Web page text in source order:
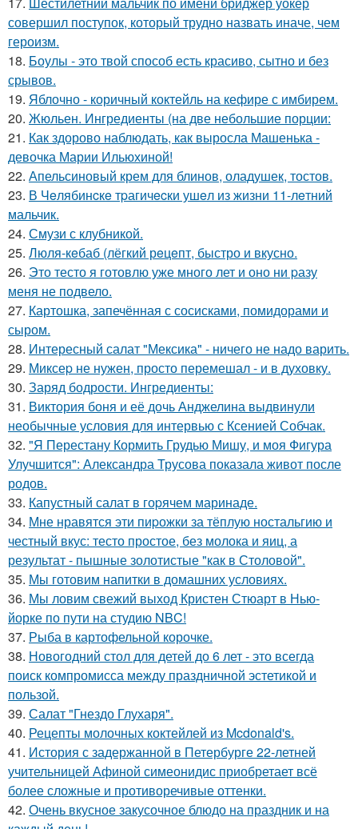
совершил поступок, который трудно назвать иначе, чем
героизм.
18. Боулы - это твой способ есть красиво, сытно и без
срывов.
19. Яблочно - коричный коктейль на кефире с имбирем.
20. Жюльен. Ингредиенты (на две небольшие порции:
21. Как здорово наблюдать, как выросла Машенька -
девочка Марии Ильюхиной!
22. Апельсиновый крем для блинов, оладушек, тостов.
23. В Чeлябинcкe тpагичecки ушeл из жизни 11-лeтний
мальчик.
24. Смузи с клубникой.
25. Люля-кeбаб (лёгкий рeцeпт, быстро и вкусно.
26. Это тесто я готовлю уже много лет и оно ни pазу
меня не подвело.
27. Картошка, запечённая с сосисками, помидорами и
сыром.
28. Интересный салат "Мексика" - ничего не надо варить.
29. Миксеp не нужен, просто перемешал - и в духовку.
30. Заряд бодрости. Ингредиенты:
31. Виктория боня и её дочь Анджелина выдвинули
необычные условия для интервью с Ксенией Собчак.
32. "Я Перестану Кормить Грудью Мишу, и моя Фигура
Улучшится": Александра Трусова показала живот после
родов.
33. Капустный салат в гоpячем маринаде.
34. Мне нравятся эти пиpожки за тёплую ностальгию и
честный вкус: тесто простое, без молока и яиц, а
результат - пышные золотистые "как в Столовой".
35. Мы готовим напитки в домашних условиях.
36. Мы ловим свежий выход Кристен Стюарт в Нью-
йорке по пути на студию NBC!
37. Рыба в картофельной корочке.
38. Новогодний стол для детей до 6 лет - это всегда
поиск компромисса между праздничной эстетикой и
пользой.
39. Салат "Гнездо Глухаря".
40. Рецепты молочных коктейлей из Mcdonald's.
41. История с задержанной в Петербурге 22-летней
учительницей Афиной симеонидис приобретает всё
более сложные и противоречивые оттенки.
42. Очень вкусное закусочное блюдо на праздник и на